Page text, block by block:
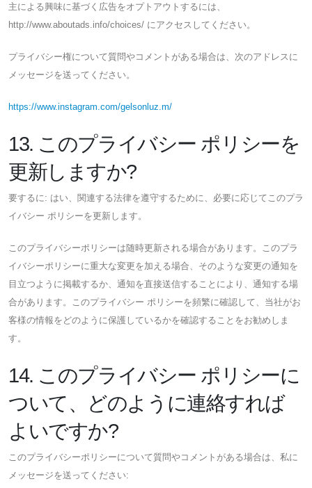
主による興味に基づく広告をオプトアウトするには、
http://www.aboutads.info/choices/ にアクセスしてください。
プライバシー権について質問やコメントがある場合は、次のアドレスに
メッセージを送ってください。
https://www.instagram.com/gelsonluz.m/
13. このプライバシー ポリシーを
更新しますか?
要するに: はい、関連する法律を遵守するために、必要に応じてこのプラ
イバシー ポリシーを更新します。
このプライバシーポリシーは随時更新される場合があります。このプラ
イバシーポリシーに重大な変更を加える場合、そのような変更の通知を
目立つように掲載するか、通知を直接送信することにより、通知する場
合があります。このプライバシー ポリシーを頻繁に確認して、当社がお
客様の情報をどのように保護しているかを確認することをお勧めしま
す。
14. このプライバシー ポリシーに
ついて、どのように連絡すれば
よいですか?
このプライバシーポリシーについて質問やコメントがある場合は、私に
メッセージを送ってください: